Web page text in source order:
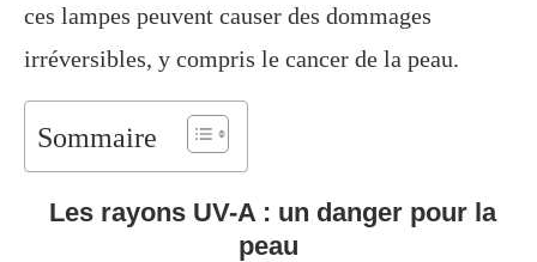
ces lampes peuvent causer des dommages
irréversibles, y compris le cancer de la peau.
Sommaire
Les rayons UV-A : un danger pour la
peau